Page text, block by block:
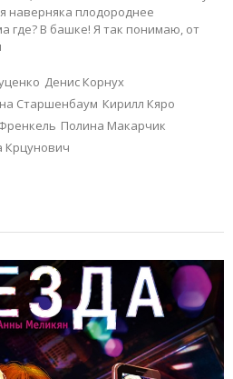
наверняка плодороднее
где? В башке! Я так понимаю, от
Денис Корнух
Старшенбаум Кирилл Кяро
Полина Макарчик
Крцунович